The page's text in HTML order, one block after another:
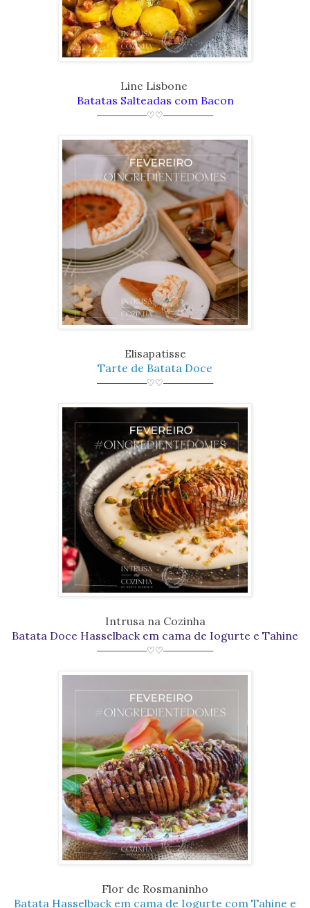
Line Lisbone
Batatas Salteadas com Bacon
────────♡♡────────
Elisapatisse
Tarte de Batata Doce
────────♡♡────────
Intrusa na Cozinha
Batata Doce Hasselback em cama de Iogurte e Tahine
────────♡♡────────
Flor de Rosmaninho
Batata Hasselback em cama de Iogurte com Tahine e